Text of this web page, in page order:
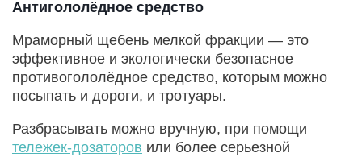
Антигололёдное средство
Мраморный щебень мелкой фракции — это
эффективное и экологически безопасное
противогололёдное средство, которым можно
посыпать и дороги, и тротуары.
Разбрасывать можно вручную, при помощи
тележек-дозаторов или более серьезной